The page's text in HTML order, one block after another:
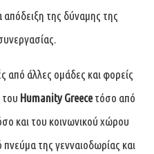
της δύναμης της
από άλλες ομάδες και φορείς
Humanity Greeceτόσο από
και του κοινωνικού χώρου
της γενναιοδωρίας και